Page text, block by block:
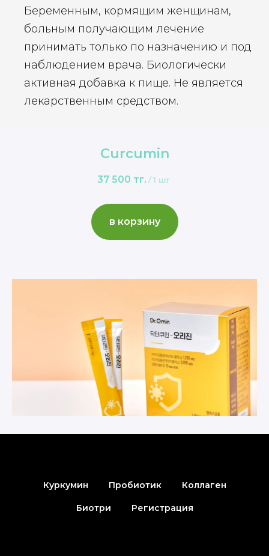
Беременным, кормящим женщинам,
больным получающим лечение
принимать только по назначению и под
наблюдением врача. Биологически
активная добавка к пище. Не является
лекарственным средством.
Curcumin
37 500 тг. / 1 шт
в корзину
Куркумин Пробиотик Коллаген
Биотри Регистрация